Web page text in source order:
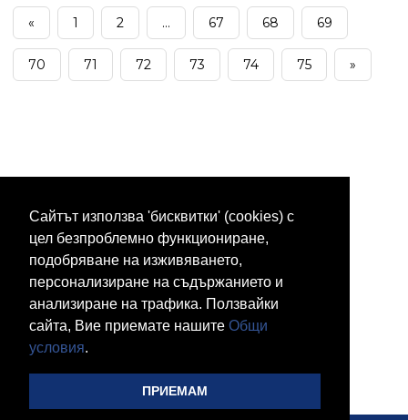
Сайтът използва 'бисквитки' (cookies) с
цел безпроблемно функциониране,
подобряване на изживяването,
персонализиране на съдържанието и
анализиране на трафика. Ползвайки
сайта, Вие приемате нашите Общи
условия.
ПРИЕМАМ
« 1 2 ... 67 68 69
70 71 72 73 74 75 »